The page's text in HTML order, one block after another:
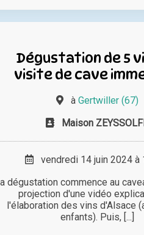
Dégustation de 5
visite de cave
à Gertwiller (67)
Maison
vendredi 14 juin 2024 à
dégustation commence au
projection d'une vidéo
l'élaboration des vins d'Alsace
enfants). Puis, [...]